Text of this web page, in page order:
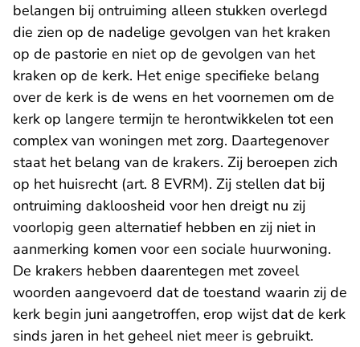
belangen bij ontruiming alleen stukken overlegd
die zien op de nadelige gevolgen van het kraken
op de pastorie en niet op de gevolgen van het
kraken op de kerk. Het enige specifieke belang
over de kerk is de wens en het voornemen om de
kerk op langere termijn te herontwikkelen tot een
complex van woningen met zorg. Daartegenover
staat het belang van de krakers. Zij beroepen zich
op het huisrecht (art. 8 EVRM). Zij stellen dat bij
ontruiming dakloosheid voor hen dreigt nu zij
voorlopig geen alternatief hebben en zij niet in
aanmerking komen voor een sociale huurwoning.
De krakers hebben daarentegen met zoveel
woorden aangevoerd dat de toestand waarin zij de
kerk begin juni aangetroffen, erop wijst dat de kerk
sinds jaren in het geheel niet meer is gebruikt.